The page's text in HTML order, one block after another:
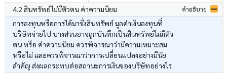
4.2 สินทรัพย์ไม่มีตัวตน ค่าความนิยม คำอธิบาย
การลงทุนหรือการได้มาซึ่งสินทรัพย์ มูลค่าเงินลงทุนที่
บริษัทจ่ายไป บางส่วนอาจถูกบันทึกเป็นสินทรัพย์ไม่มีตัว
ตน หรือ ค่าความนิยม ควรพิจารณาว่ามีความเหมาะสม
หรือไม่ และควรพิจารณาว่าการเปลี่ยนแปลงอย่างมีนัย
สำคัญ ส่งผลกระทบต่อสถานะการเงินของบริษัทอย่างไร